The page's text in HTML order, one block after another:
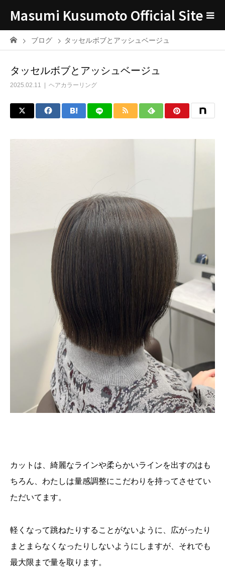
Masumi Kusumoto Official Site
ブログ タッセルボブとアッシュベージュ
タッセルボブとアッシュベージュ
2025.02.11 ヘアカラーリング
カットは、綺麗なラインや柔らかいラインを出すのはも
ちろん、わたしは量感調整にこだわりを持ってさせてい
ただいてます。
軽くなって跳ねたりすることがないように、広がったり
まとまらなくなったりしないようにしますが、それでも
最大限まで量を取ります。